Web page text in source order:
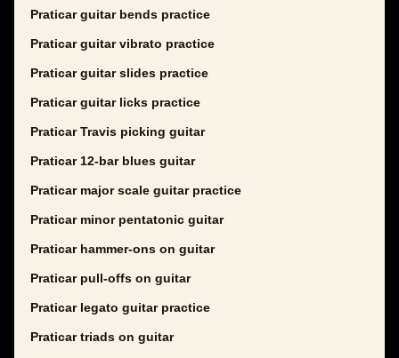
Praticar guitar bends practice
Praticar guitar vibrato practice
Praticar guitar slides practice
Praticar guitar licks practice
Praticar Travis picking guitar
Praticar 12-bar blues guitar
Praticar major scale guitar practice
Praticar minor pentatonic guitar
Praticar hammer-ons on guitar
Praticar pull-offs on guitar
Praticar legato guitar practice
Praticar triads on guitar